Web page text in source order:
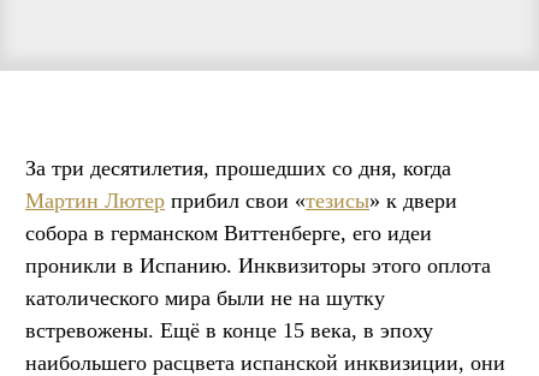
За три десятилетия, прошедших со дня, когда
Мартин Лютер прибил свои «тезисы» к двери
собора в германском Виттенберге, его идеи
проникли в Испанию. Инквизиторы этого оплота
католического мира были не на шутку
встревожены. Ещё в конце 15 века, в эпоху
наибольшего расцвета испанской инквизиции, они